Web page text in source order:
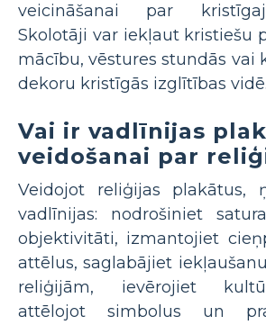
veicināšanai par
Skolotāji var iekļaut kristiešu
mācību, vēstures stundās vai
dekoru kristīgās izglītības vidē.
Vai ir vadlīnijas
veidošanai par
Veidojot reliģijas plakātus,
vadlīnijas: nodrošiniet
objektivitāti, izmantojiet
attēlus, saglabājiet
reliģijām, ievērojiet
attēlojot simbolus un